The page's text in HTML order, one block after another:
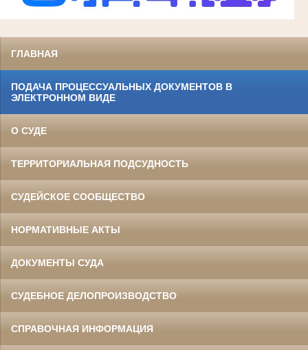
ГЛАВНАЯ
ПОДАЧА ПРОЦЕССУАЛЬНЫХ ДОКУМЕНТОВ В
ЭЛЕКТРОННОМ ВИДЕ
О СУДЕ
ТЕРРИТОРИАЛЬНАЯ ПОДСУДНОСТЬ
СУДЕЙСКОЕ СООБЩЕСТВО
НОРМАТИВНЫЕ АКТЫ
ДОКУМЕНТЫ СУДА
СУДЕБНОЕ ДЕЛОПРОИЗВОДСТВО
СПРАВОЧНАЯ ИНФОРМАЦИЯ